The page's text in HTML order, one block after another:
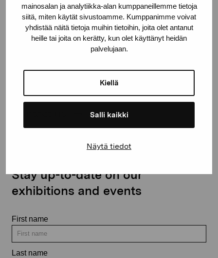
mainosalan ja analytiikka-alan kumppaneillemme tietoja
siitä, miten käytät sivustoamme. Kumppanimme voivat
yhdistää näitä tietoja muihin tietoihin, joita olet antanut
heille tai joita on kerätty, kun olet käyttänyt heidän
palvelujaan.
Kiellä
Salli kaikki
Näytä tiedot
Gustav Wasas gata 11
10600 Ekenäs
proartibus@proartibus.fi
Stay up-to-date on our
exhibitions and events
First name
Last name